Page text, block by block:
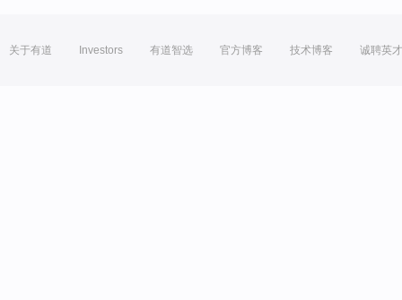
关于有道 Investors 有道智选 官方博客 技术博客 诚聘英才